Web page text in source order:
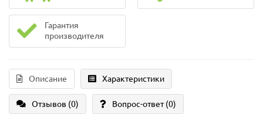
Гарантия
производителя
Описание Характеристики
Отзывов (0) Вопрос-ответ(0)